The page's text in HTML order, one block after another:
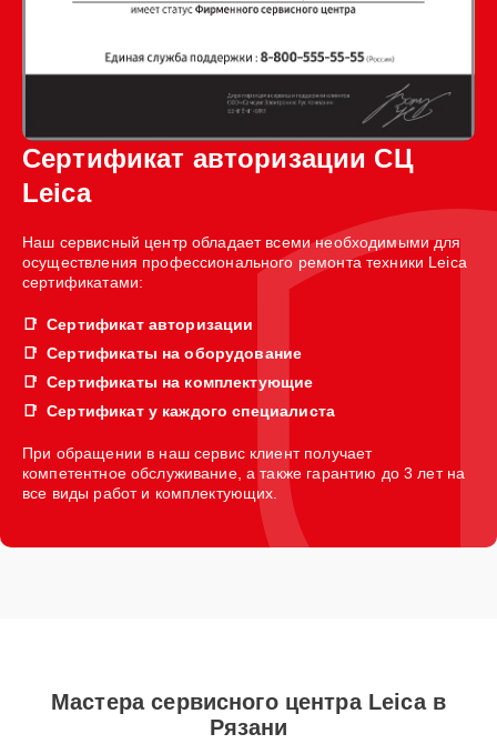
Сертификат авторизации СЦ
Leica
Наш сервисный центр обладает всеми необходимыми для
осуществления профессионального ремонта техники Leica
сертификатами:
Сертификат авторизации
Сертификаты на оборудование
Сертификаты на комплектующие
Сертификат у каждого специалиста
При обращении в наш сервис клиент получает
компетентное обслуживание, а также гарантию до 3 лет на
все виды работ и комплектующих.
Мастера сервисного центра Leica в
Рязани